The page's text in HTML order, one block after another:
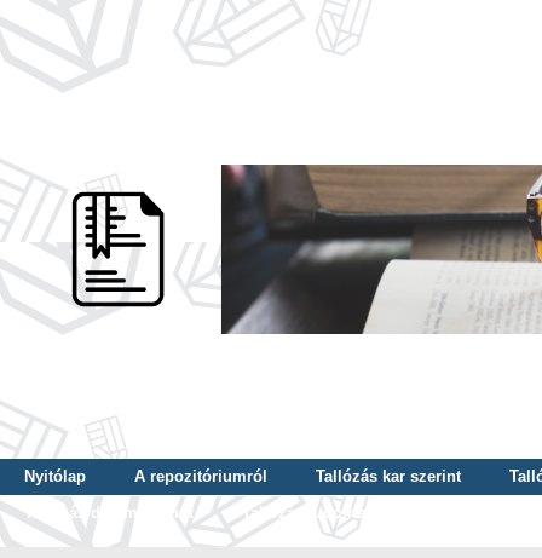
Nyitólap A repozitóriumról Tallózás kar szerint
Tallózás dátum szerint
Tallózás tudományterület szerint